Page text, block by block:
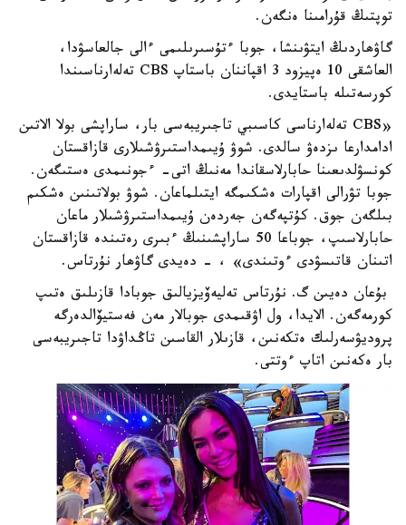
توپتىڭ قۇرامىنا ەنگەن.
گاۋھاردىڭ ايتۋىنشا، جوبا ءتۇسىرىلىمى ءالى جالعاسۋدا،
العاشقى 10 ەپيزود 3 اقپاننان باستاپ CBS تەلەارناسىندا
كورسەتىلە باستايدى.
«CBS تەلەارناسى كاسىبي تاجىريبەسى بار، ساراپشى بولا الاتىن
ادامدارعا ىزدەۋ سالدى. شوۋ ۇيىمداستىرۋشىلارى قازاقستان
كونسۋلدىعىنا حابارلاسقاندا مەنىڭ اتى- ءجونىمدى ەستىگەن.
جوبا تۋرالى اقپارات ەشكىمگە ايتىلماعان. شوۋ بولاتىنىن ەشكىم
بىلگەن جوق. كۇتپەگەن جەردەن ۇيىمداستىرۋشىلار ماعان
حابارلاسىپ، جوباعا 50 ساراپشىنىڭ ءبىرى رەتىندە قازاقستان
اتىنان قاتىسۋدى ءوتىندى» ، - دەيدى گاۋھار نۇرتاس.
بۇعان دەيىن گ. نۇرتاس تەليەۆيزيالىق جوبادا قازىلىق ەتىپ
كورمەگەن. الايدا، ول اۋقىمدى جوبالار مەن فەستيۆالدەرگە
پروديۋسەرلىك ەتكەنىن، قازىلار القاسىن تاڭداۋدا تاجىريبەسى
بار ەكەنىن اتاپ ءوتتى.